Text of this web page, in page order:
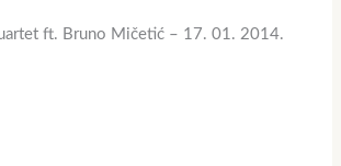
ft. Bruno Mičetić – 17. 01. 2014.